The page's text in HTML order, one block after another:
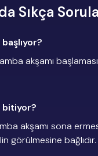
Sıkça
akşamı
bitiyor?
akşamı sona
görülmesine bağlıdır.